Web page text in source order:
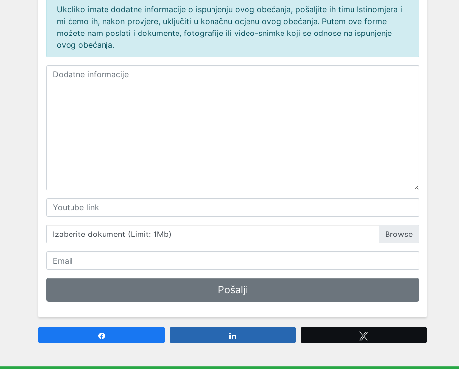
Ukoliko imate dodatne informacije o ispunjenju ovog obećanja, pošaljite ih timu Istinomjera i
mi ćemo ih, nakon provjere, uključiti u konačnu ocjenu ovog obećanja. Putem ove forme
možete nam poslati i dokumente, fotografije ili video-snimke koji se odnose na ispunjenje
ovog obećanja.
Izaberite dokument (Limit: 1Mb)